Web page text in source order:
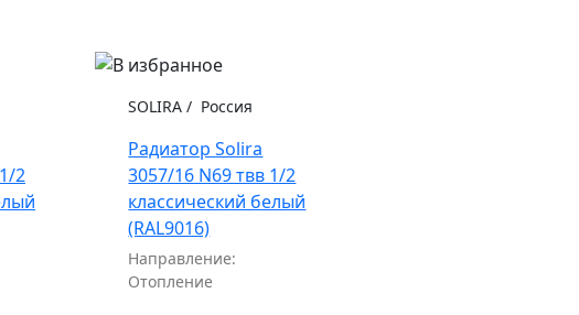
2
SOLIRA / Россия
Радиатор Solira
3057/16 N69 твв 1/2
классический белый
(RAL9016)
Направление:
Отопление